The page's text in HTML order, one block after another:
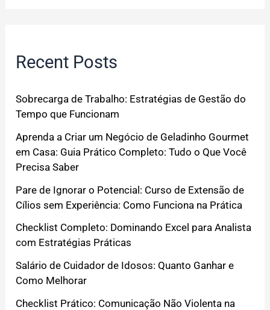
Recent Posts
Sobrecarga de Trabalho: Estratégias de Gestão do
Tempo que Funcionam
Aprenda a Criar um Negócio de Geladinho Gourmet
em Casa: Guia Prático Completo: Tudo o Que Você
Precisa Saber
Pare de Ignorar o Potencial: Curso de Extensão de
Cílios sem Experiência: Como Funciona na Prática
Checklist Completo: Dominando Excel para Analista
com Estratégias Práticas
Salário de Cuidador de Idosos: Quanto Ganhar e
Como Melhorar
Checklist Prático: Comunicação Não Violenta na